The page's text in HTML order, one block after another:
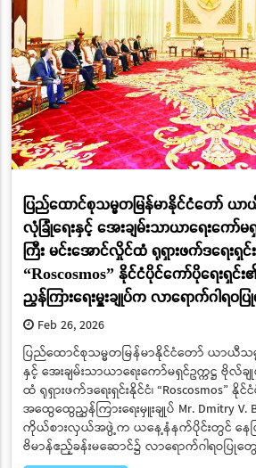
ပြည်ထောင်စုသမ္မတမြန်မာနိုင်ငံတော် ယ
လုံခြုံရေးနှင့် အေးချမ်းသာယာရေးကော်မ
ကြီး မင်းအောင်လှိုင်ထံ ရုရှားဖက်ဒရေးရှင်း
“Roscosmos” နိုင်ငံပိုင်ကော်ပိုရေးရှ
ညွှန်ကြားရေးမှူးချုပ်က လာရောက်ဂါရဝ
Feb 26, 2026
ပြည်ထောင်စုသမ္မတမြန်မာနိုင်ငံတော် ယာယီသ
နှင့် အေးချမ်းသာယာရေးကော်မရှင်ဥက္ကဋ္ဌ ဗိုလ်
ထံ ရုရှားဖက်ဒရေးရှင်းနိုင်ငံ၊ “Roscosmos” နို
အထွေထွေညွှန်ကြားရေးမှူးချုပ် Mr. Dmitry V.
ကိုယ်စားလှယ်အဖွဲ့က ယနေ့နံနက်ပိုင်းတွင် နေပ
ဗိမာန်ဧည့်ခန်းမဆောင်၌ လာရောက်ဂါရဝပ